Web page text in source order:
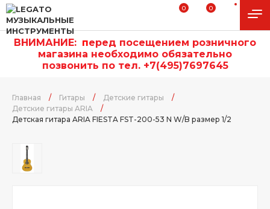
0 0
ВНИМАНИЕ: перед посещением розничного
магазина необходимо обязательно
позвонить по тел. +7(495)7697645
Главная / Гитары / Детские гитары
/
Детские гитары ARIA
/
Детская гитара ARIA FIESTA FST-200-53 N W/B размер 1/2